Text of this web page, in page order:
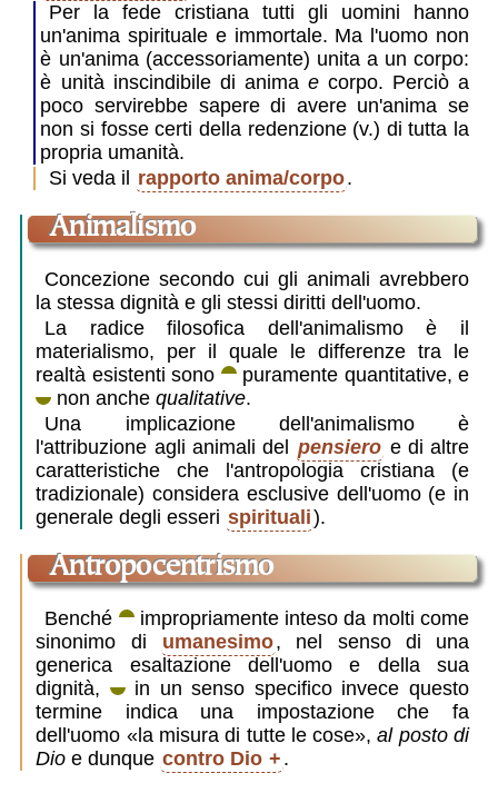
Per la fede cristiana tutti gli uomini hanno
un'anima spirituale e immortale. Ma l'uomo non
è un'anima (accessoriamente) unita a un corpo:
è unità inscindibile di anima ecorpo. Perciò a
poco servirebbe sapere di avere un'anima se
non si fosse certi della redenzione (v.) di tutta la
propria umanità.
Si veda il
rapporto anima/corpo.
animalismo
Concezione secondo cui gli animali avrebbero
la stessa dignità e gli stessi diritti dell'uomo.
La radice filosofica dell'animalismo è il
materialismo, per il quale le differenze tra le
realtà esistenti sono
puramente quantitative, e
non anchequalitative.
Una implicazione dell'animalismo è
l'attribuzione agli animali del pensiero e di altre
caratteristiche che l'antropologia cristiana (e
tradizionale) considera esclusive dell'uomo (e in
generale degli esseri spirituali).
antropocentrismo
Benché
impropriamente inteso da molti come
sinonimo di
umanesimo, nel senso di una
generica esaltazione dell'uomo e della sua
dignità,
in un senso specifico invece questo
termine indica una impostazione che fa
dell'uomo
la misura di tutte le cose ,al posto di
Dio e dunque contro Dio .